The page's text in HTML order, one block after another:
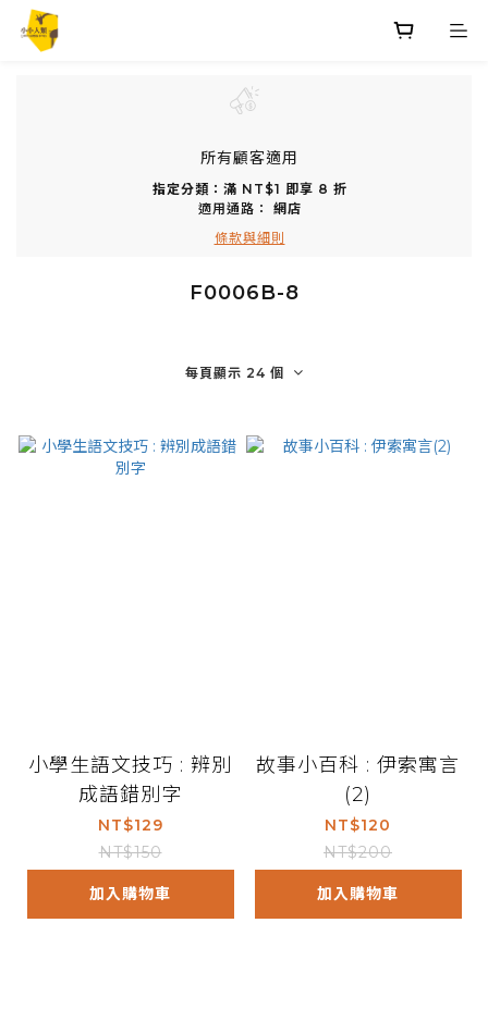
所有顧客適用
指定分類：滿 NT$1 即享 8 折
適用通路： 網店
條款與細則
F0006B-8
每頁顯示 24 個
小學生語文技巧 : 辨別
成語錯別字
NT$129
NT$150
加入購物車
故事小百科 : 伊索寓言
(2)
NT$120
NT$200
加入購物車